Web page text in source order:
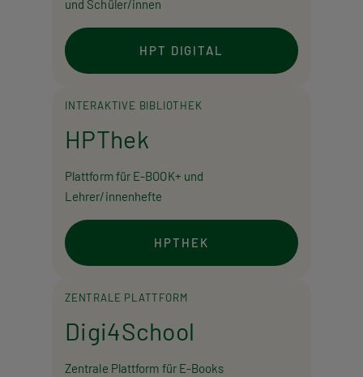
und Schüler/innen
HPT DIGITAL
INTERAKTIVE BIBLIOTHEK
HPThek
Plattform für E-BOOK+ und
Lehrer/innenhefte
HPTHEK
ZENTRALE PLATTFORM
Digi4School
Zentrale Plattform für E-Books